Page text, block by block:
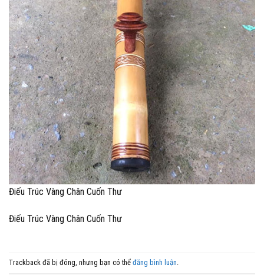
Điếu Trúc Vàng Chân Cuốn Thư
Điếu Trúc Vàng Chân Cuốn Thư
Trackback đã bị đóng, nhưng bạn có thể đăng bình luận.